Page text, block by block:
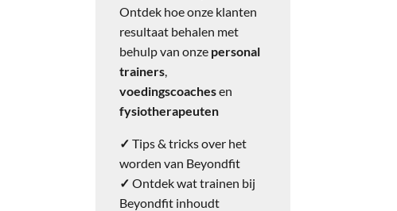
Ontdek hoe onze klanten
resultaat behalen met
behulp van onze personal
trainers,
voedingscoachesen
fysiotherapeuten
✓ Tips & tricks over het
worden van Beyondfit
✓ Ontdek wat trainen bij
Beyondfit inhoudt